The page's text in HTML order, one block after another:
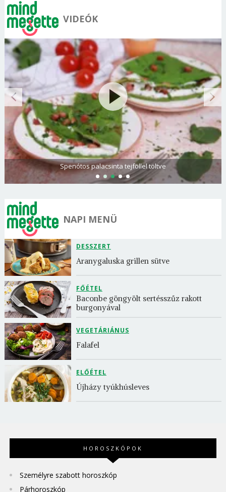
VIDEÓK
Spenótos palacsinta tejföllel töltve
NAPI MENÜ
DESSZERT
Aranygaluska grillen sütve
FŐÉTEL
Baconbe göngyölt sertésszűz rakott
burgonyával
VEGETÁRIÁNUS
Falafel
ELŐÉTEL
Újházy tyúkhúsleves
HOROSZKÓPOK
Személyre szabott horoszkóp
Párhoroszkóp